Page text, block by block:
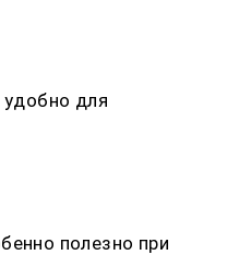
для
полезно при